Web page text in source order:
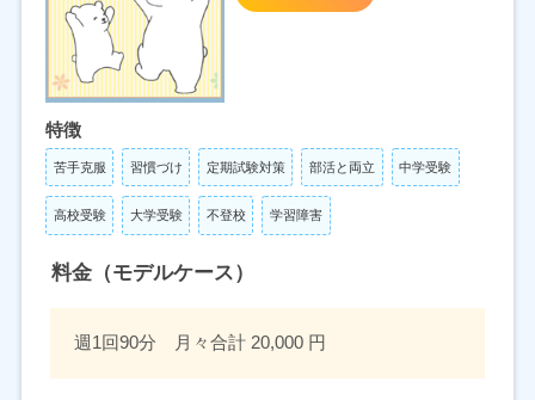
特徴
苦手克服 習慣づけ 定期試験対策 部活と両立 中学受験
高校受験 大学受験 不登校 学習障害
料金（モデルケース）
週1回90分 月々合計 20,000 円